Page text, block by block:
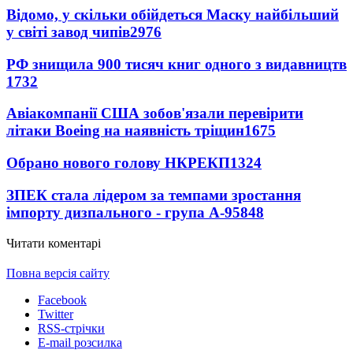
Відомо, у скільки обійдеться Маску найбільший
у світі завод чипів2976
РФ знищила 900 тисяч книг одного з видавництв
1732
Авіакомпанії США зобов'язали перевірити
літаки Boeing на наявність тріщин1675
Обрано нового голову НКРЕКП1324
ЗПЕК стала лідером за темпами зростання
імпорту дизпального - група А-95848
Читати коментарі
Повна версія сайту
Facebook
Twitter
RSS-стрічки
E-mail розсилка